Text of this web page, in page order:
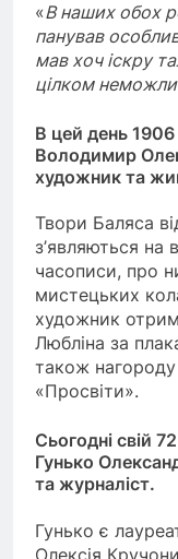
«В наших обох
панував
мав хоч іскру
цілком
В цей день
Володимир
художник та
Твори Баляса
з’являються на
часописи, про
мистецьких
художник
Любліна за
також нагороду
«Просвіти».
Сьогодні свій
Гунько
та журналіст.
Гунько є
Олексія